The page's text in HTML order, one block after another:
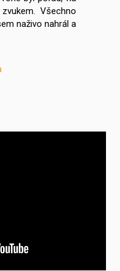
Všechno
naživo nahrál a